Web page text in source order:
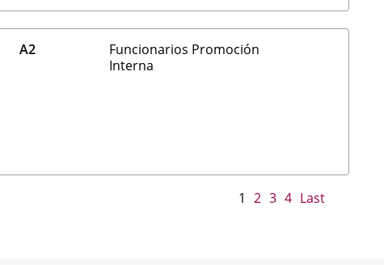
A2
Funcionarios Promoción
Interna
1 2 3 4 Last